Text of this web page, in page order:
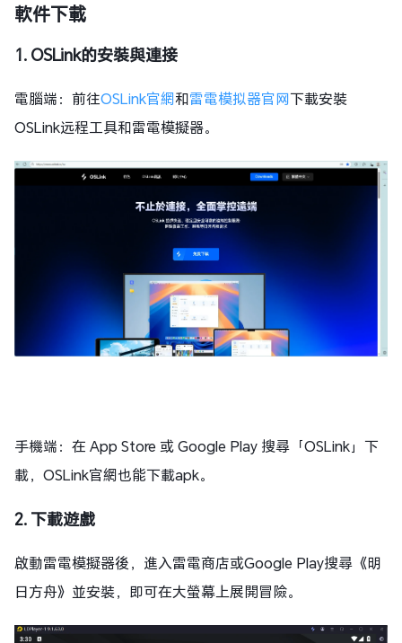
軟件下載
1. OSLink的安裝與連接
電腦端：前往OSLink官網和雷電模拟器官网下載安裝
OSLink远程工具和雷電模擬器。
手機端：在 App Store 或 Google Play 搜尋「OSLink」下
載，OSLink官網也能下載apk。
2. 下載遊戲
啟動雷電模擬器後，進入雷電商店或Google Play搜尋《明
日方舟》並安裝，即可在大螢幕上展開冒險。